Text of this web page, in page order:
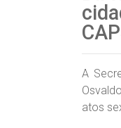
A
atos